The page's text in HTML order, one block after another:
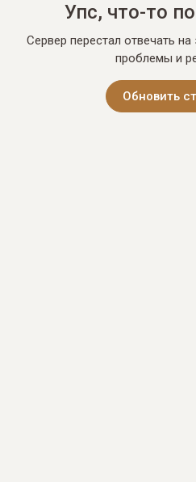
Упс, что-то
Сервер перестал отвечать
проблемы и
Обновить